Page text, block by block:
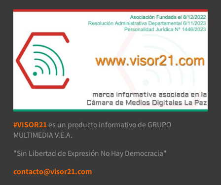
#VISOR21 es un producto informativo de GRUPO
MULTIMEDIA V.E.A.
"Sin Libertad de Expresión No Hay Democracia"
contacto@visor21.com